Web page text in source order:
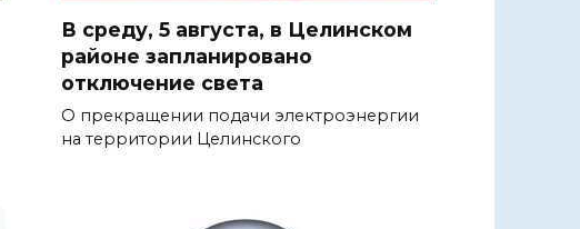
В среду, 5 августа, в Целинском
районе запланировано
отключение света
О прекращении подачи электроэнергии
на территории Целинского